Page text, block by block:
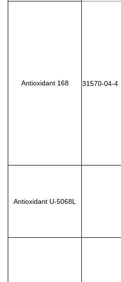
Antioxidant 168 31570-04-4
Antioxidant U-5068L